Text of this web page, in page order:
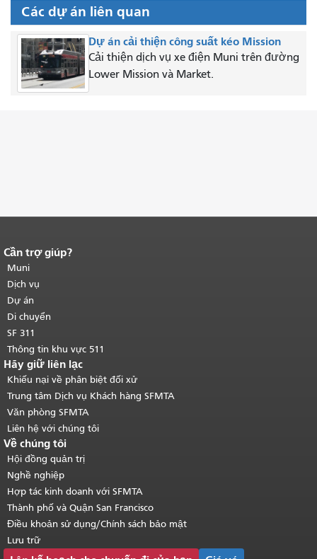
Các dự án liên quan
Dự án cải thiện công suất kéo Mission
Cải thiện dịch vụ xe điện Muni trên đường
Lower Mission và Market.
Kết thúc nội dung trang.
của trang này được lặp lại trên mọi
trang.Quay lại đầu trang nội dung
chính.
Cần trợ giúp?
Muni
Dịch vụ
Dự án
Di chuyển
SF 311
Thông tin khu vực 511
Hãy giữ liên lạc
Khiếu nại về phân biệt đối xử
Trung tâm Dịch vụ Khách hàng SFMTA
Văn phòng SFMTA
Liên hệ với chúng tôi
Về chúng tôi
Hội đồng quản trị
Nghề nghiệp
Hợp tác kinh doanh với SFMTA
Thành phố và Quận San Francisco
Điều khoản sử dụng/Chính sách bảo mật
Lưu trữ